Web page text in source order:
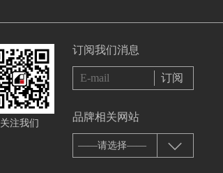
关注我们
订阅我们消息
品牌相关网站
——请选择——